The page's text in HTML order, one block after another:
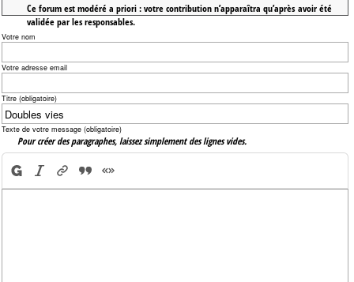
Ce forum est modéré a priori : votre contribution n’apparaîtra qu’après avoir été
validée par les responsables.
Votre nom
Votre adresse email
Titre (obligatoire)
Texte de votre message (obligatoire)
Pour créer des paragraphes, laissez simplement des lignes vides.